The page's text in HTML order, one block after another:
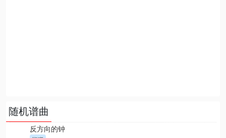
随机谱曲
反方向的钟